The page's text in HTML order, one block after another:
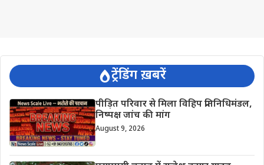
ट्रेंडिंग ख़बरें
पीड़ित परिवार से मिला विहिप प्रतिनिधिमंडल,
निष्पक्ष जांच की मांग
August 9, 2026